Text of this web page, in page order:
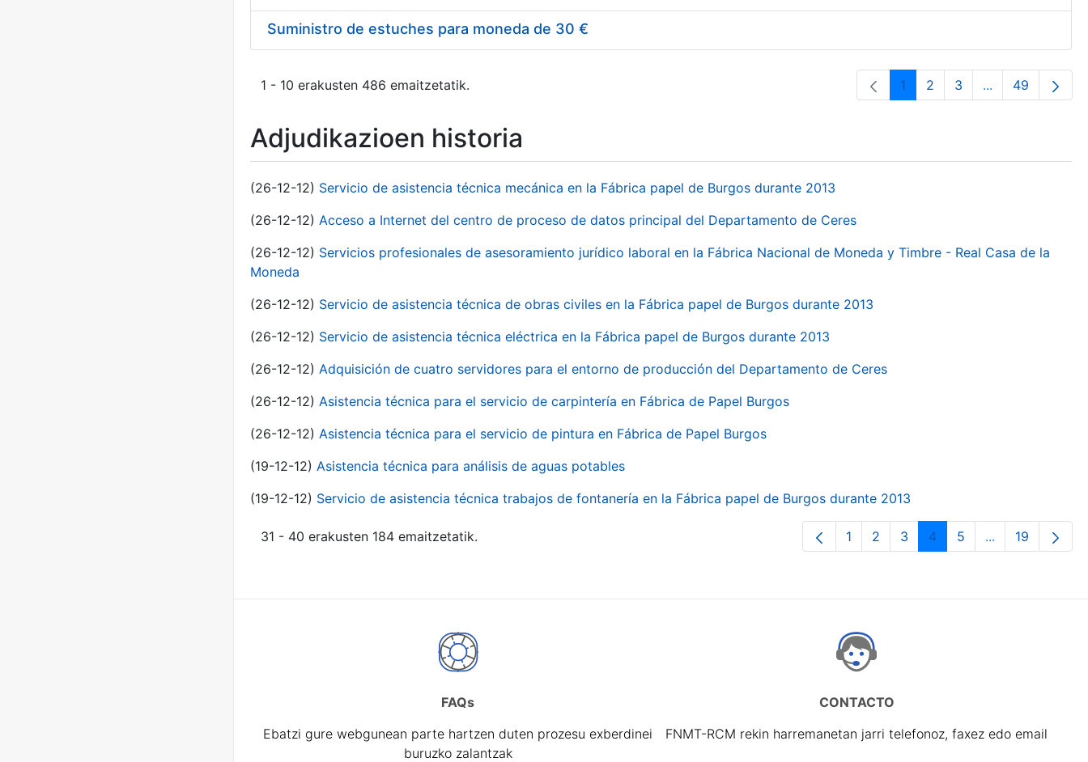
Suministro de estuches para moneda de 30 €
1 - 10 erakusten 486 emaitzetatik. Orrialdea
1 Orrialdea
2 Orrialdea
3 ...Intermediate
Orrialdea
49
Adjudikazioen historia
(26-12-12) Servicio de asistencia técnica mecánica en la Fábrica papel de Burgos durante 2013
(26-12-12) Acceso a Internet del centro de proceso de datos principal del Departamento de Ceres
(26-12-12) Servicios profesionales de asesoramiento jurídico laboral en la Fábrica Nacional de Moneda y Timbre - Real Casa de la
Moneda
(26-12-12) Servicio de asistencia técnica de obras civiles en la Fábrica papel de Burgos durante 2013
(26-12-12) Servicio de asistencia técnica eléctrica en la Fábrica papel de Burgos durante 2013
(26-12-12) Adquisición de cuatro servidores para el entorno de producción del Departamento de Ceres
(26-12-12) Asistencia técnica para el servicio de carpintería en Fábrica de Papel Burgos
(26-12-12) Asistencia técnica para el servicio de pintura en Fábrica de Papel Burgos
(19-12-12) Asistencia técnica para análisis de aguas potables
(19-12-12) Servicio de asistencia técnica trabajos de fontanería en la Fábrica papel de Burgos durante 2013
31 - 40 erakusten 184 emaitzetatik. Orrialdea
1 Orrialdea
2 Orrialdea
3 Orrialdea
4 Orrialdea
5 ...Intermediate
Orrialdea
19
FAQs
Ebatzi gure webgunean parte hartzen duten prozesu exberdinei
buruzko zalantzak
CONTACTO
FNMT-RCM rekin harremanetan jarri telefonoz, faxez edo email